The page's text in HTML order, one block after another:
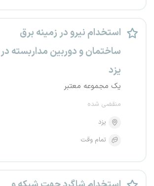
استخدام نیرو در زمینه برق
ساختمان و دوربین مداربسته در
یزد
یک مجموعه معتبر
منقضی شده
یزد
تمام وقت